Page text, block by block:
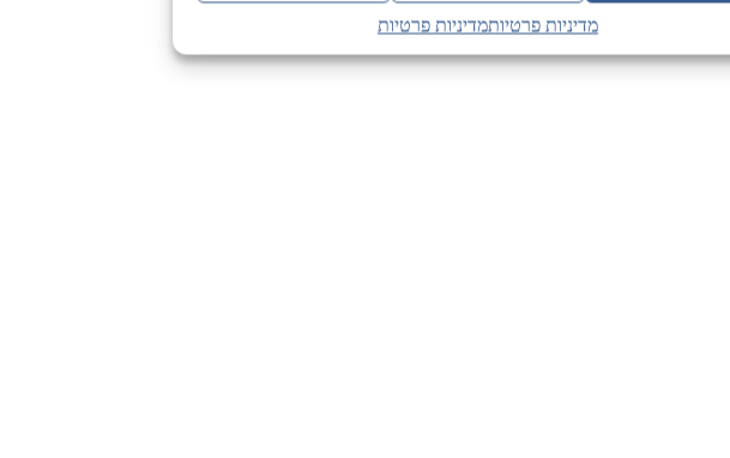
מדיניות פרטיותמדיניות פרטיות